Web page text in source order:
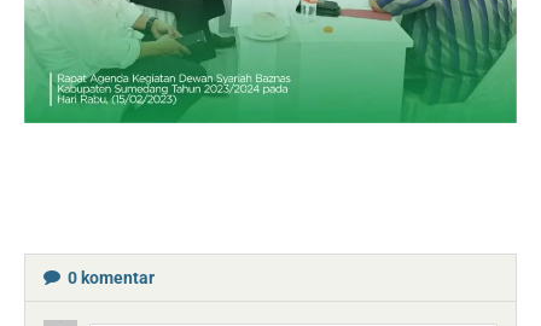
0komentar